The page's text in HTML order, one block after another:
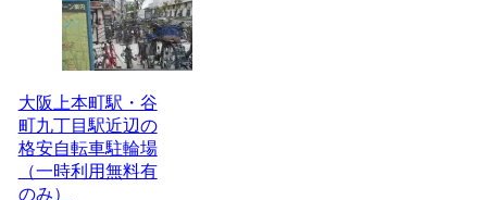
大阪上本町駅・谷
町九丁目駅近辺の
格安自転車駐輪場
（一時利用無料有
のみ）